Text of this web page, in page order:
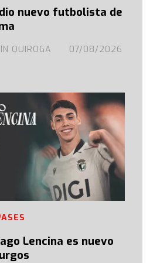
nuevo futbolista de
QUIROGA 07/08/2026
Lencina es nuevo